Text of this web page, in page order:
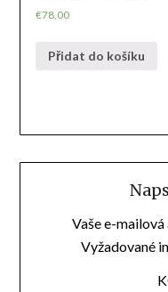
€78,00
Přidat do košíku
Vaše e-mailová
Vyžadované